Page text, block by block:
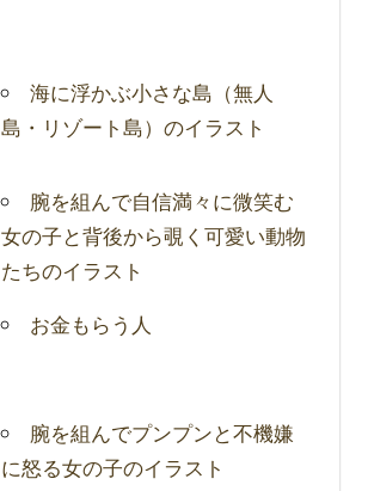
海に浮かぶ小さな島（無人
島・リゾート島）のイラスト
腕を組んで自信満々に微笑む
女の子と背後から覗く可愛い動物
たちのイラスト
お金もらう人
腕を組んでプンプンと不機嫌
に怒る女の子のイラスト